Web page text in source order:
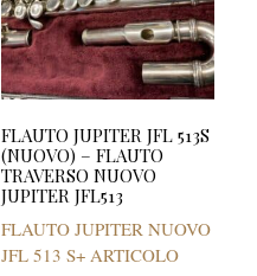
FLAUTO JUPITER JFL 513S
(NUOVO) – FLAUTO
TRAVERSO NUOVO
JUPITER JFL513
FLAUTO JUPITER NUOVO
JFL 513 S+ ARTICOLO